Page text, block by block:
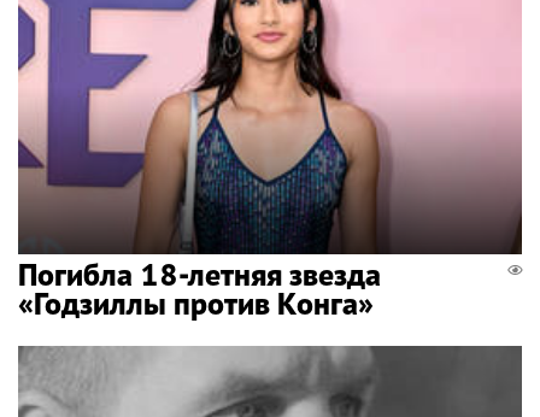
Погибла 18-летняя звезда
«Годзиллы против Конга»